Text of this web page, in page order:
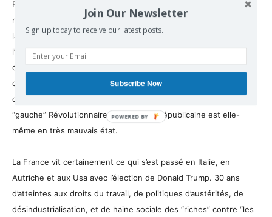
Personnellement je suis réservée. Oui il faut participer à ce
mouvement tout en n’ayant pas d’illusions. Il ne faut pas le
laisser entreles mains de Marine le Pen. Et très souvent, dans
l’histoire, ce genre de mouvement de classes moyennes en voie
de prolétarisation est dangereux. S’il n’est pas rejoint par
d’autres couches sociales, les salariés, i
droite réactionnaire ou vers la gauche révolutionnaire. Or la
“gauche” Révolutionnaire, socialiste ourépublicaine est elle-
même en très mauvais état.
La France vit certainement ce qui s’est passé en Italie, en
Autriche et aux Usa avec l’élection de Donald Trump. 30 ans
d’atteintes aux droits du travail, de politiques d’austérités, de
désindustrialisation, et de haine sociale des “riches” contre “les
Join Our Newsletter
Sign up today to receive our latest posts.
Subscribe Now